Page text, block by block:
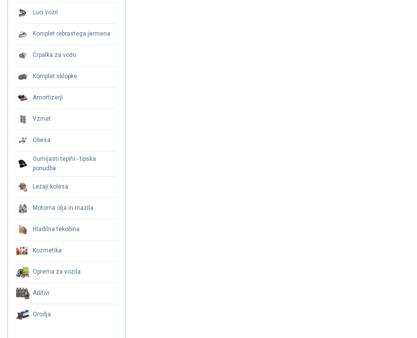
Luči vozil
Komplet rebrastega jermena
Črpalka za vodo
Komplet sklopke
Amortizerji
Vzmet
Obesa
Gumijasti tepihi - tipska
ponudba
Ležaji kolesa
Motorna olja in mazila
Hladilna tekočina
Kozmetika
Oprema za vozila
Aditivi
Orodja